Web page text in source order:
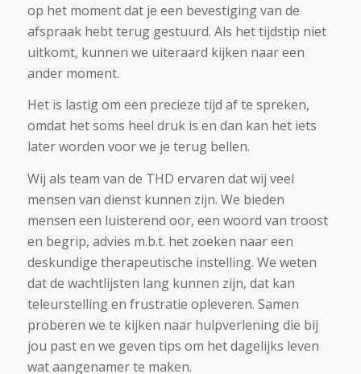
op het moment dat je een bevestiging van de
afspraak hebt terug gestuurd. Als het tijdstip niet
uitkomt, kunnen we uiteraard kijken naar een
ander moment.
Het is lastig om een precieze tijd af te spreken,
omdat het soms heel druk is en dan kan het iets
later worden voor we je terug bellen.
Wij als team van de THD ervaren dat wij veel
mensen van dienst kunnen zijn. We bieden
mensen een luisterend oor, een woord van troost
en begrip, advies m.b.t. het zoeken naar een
deskundige therapeutische instelling. We weten
dat de wachtlijsten lang kunnen zijn, dat kan
teleurstelling en frustratie opleveren. Samen
proberen we te kijken naar hulpverlening die bij
jou past en we geven tips om het dagelijks leven
wat aangenamer te maken.